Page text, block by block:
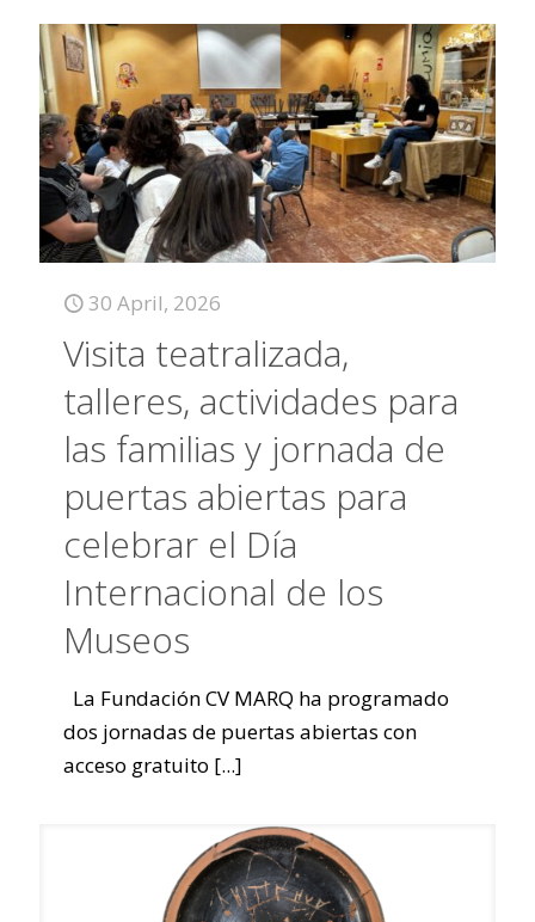
30 April, 2026
Visita teatralizada,
talleres, actividades para
las familias y jornada de
puertas abiertas para
celebrar el Día
Internacional de los
Museos
La Fundación CV MARQ ha programado
dos jornadas de puertas abiertas con
acceso gratuito [...]